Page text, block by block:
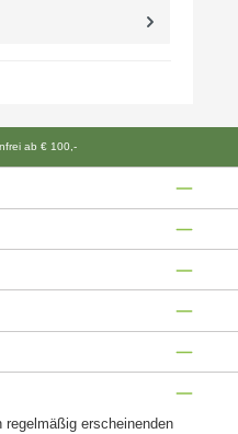
ab € 100,-
erscheinenden